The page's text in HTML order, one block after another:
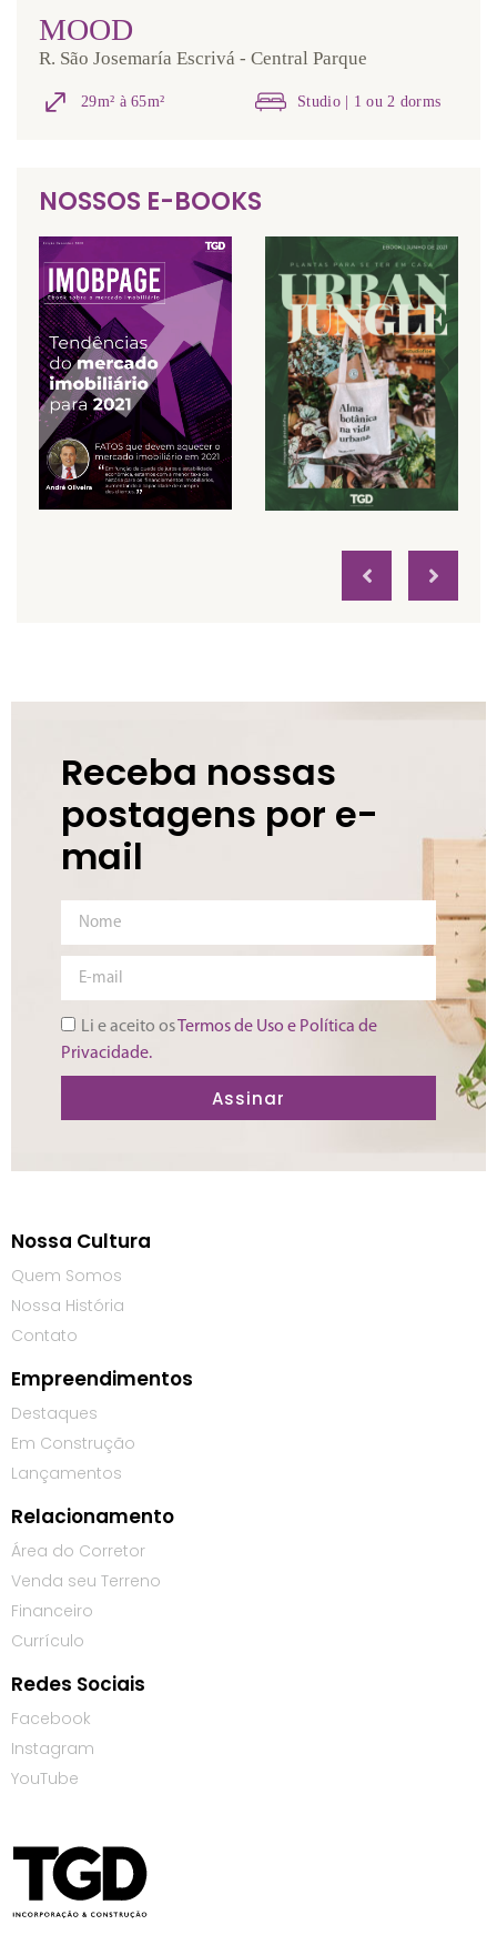
MOOD
R. São Josemaría Escrivá - Central Parque
29m² à 65m² Studio | 1 ou 2 dorms
NOSSOS E-BOOKS
Receba nossas
postagens por e-
mail
Li e aceito osTermos de Uso e Política de
Privacidade.
Assinar
Nossa Cultura
Quem Somos
Nossa História
Contato
Empreendimentos
Destaques
Em Construção
Lançamentos
Relacionamento
Área do Corretor
Venda seu Terreno
Financeiro
Currículo
Redes Sociais
Facebook
Instagram
YouTube